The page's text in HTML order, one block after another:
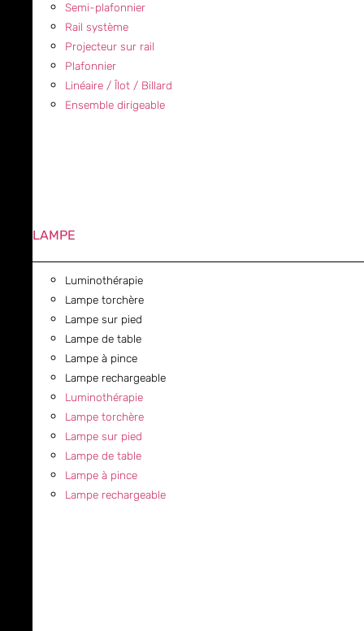
Semi-plafonnier
Rail système
Projecteur sur rail
Plafonnier
Linéaire / Îlot / Billard
Ensemble dirigeable
LAMPE
Luminothérapie
Lampe torchère
Lampe sur pied
Lampe de table
Lampe à pince
Lampe rechargeable
Luminothérapie
Lampe torchère
Lampe sur pied
Lampe de table
Lampe à pince
Lampe rechargeable